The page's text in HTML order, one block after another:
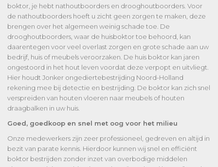
boktor, je hebt nathoutboorders en drooghoutboorders. Voor
de nathoutboorders hoeft u zicht geen zorgen te maken, deze
brengen over het algemeen weinig schade toe. De
drooghoutboorders, waar de huisboktor toe behoord, kan
daarentegen voor veel overlast zorgen en grote schade aan uw
bedrijf, huis of meubels veroorzaken. De huis boktor kan jaren
ongestoord in het hout leven voordat deze verpopt en uitvliegt.
Hier houdt Jonker ongediertebestrijding Noord-Holland
rekening mee bij detectie en bestrijding. De boktor kan zich snel
verspreiden van houten vloeren naar meubels of houten
draagbalken in uw huis.
Goed, goedkoop en snel met oog voor het milieu
Onze medewerkers zijn zeer professioneel, gedreven en altijd in
bezit van parate kennis. Hierdoor kunnen wij snel en efficiënt
boktor bestrijden zonder inzet van overbodige middelen